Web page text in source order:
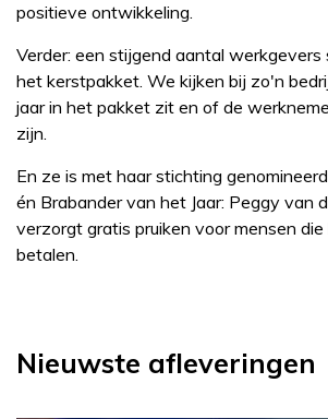
positieve ontwikkeling.
Verder: een stijgend aantal
het kerstpakket. We kijken bij zo'n
jaar in het pakket zit en of de
zijn.
En ze is met haar stichting
én Brabander van het Jaar: Peggy van
verzorgt gratis pruiken voor mensen
betalen.
Nieuwste afleveringen